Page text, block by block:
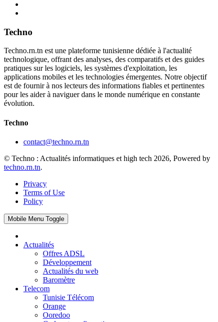
Techno
Techno.rn.tn est une plateforme tunisienne dédiée à l'actualité
technologique, offrant des analyses, des comparatifs et des guides
pratiques sur les logiciels, les systèmes d'exploitation, les
applications mobiles et les technologies émergentes. Notre objectif
est de fournir à nos lecteurs des informations fiables et pertinentes
pour les aider à naviguer dans le monde numérique en constante
évolution.
Techno
contact@techno.rn.tn
© Techno : Actualités informatiques et high tech 2026, Powered by
techno.rn.tn.
Privacy
Terms of Use
Policy
Mobile Menu Toggle
Actualités
Offres ADSL
Développement
Actualités du web
Baromètre
Telecom
Tunisie Télécom
Orange
Ooredoo